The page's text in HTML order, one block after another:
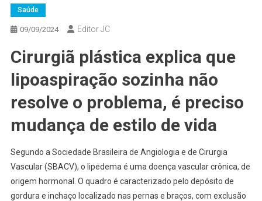
Saúde
09/09/2024 Editor JC
Cirurgiã plástica explica que
lipoaspiração sozinha não
resolve o problema, é preciso
mudança de estilo de vida
Segundo a Sociedade Brasileira de Angiologia e de Cirurgia
Vascular (SBACV), o lipedema é uma doença vascular crônica, de
origem hormonal. O quadro é caracterizado pelo depósito de
gordura e inchaço localizado nas pernas e braços, com exclusão